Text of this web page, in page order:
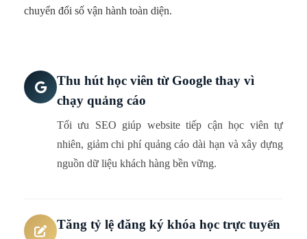
chuyển đổi số vận hành toàn diện.
Thu hút học viên từ Google thay vì
chạy quảng cáo
Tối ưu SEO giúp website tiếp cận học viên tự
nhiên, giảm chi phí quảng cáo dài hạn và xây dựng
nguồn dữ liệu khách hàng bền vững.
Tăng tỷ lệ đăng ký khóa học trực tuyến